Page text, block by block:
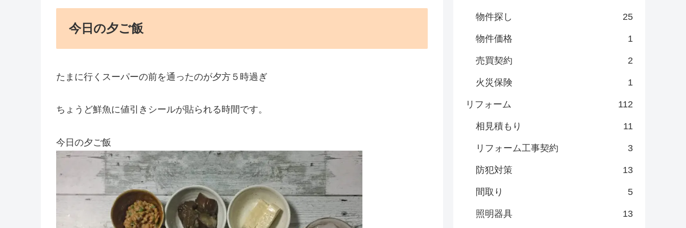
今日の夕ご飯
たまに行くスーパーの前を通ったのが夕方５時過ぎ
ちょうど鮮魚に値引きシールが貼られる時間です。
今日の夕ご飯
物件探し 25
物件価格 1
売買契約 2
火災保険 1
リフォーム 112
相見積もり 11
リフォーム工事契約 3
防犯対策 13
間取り 5
照明器具 13